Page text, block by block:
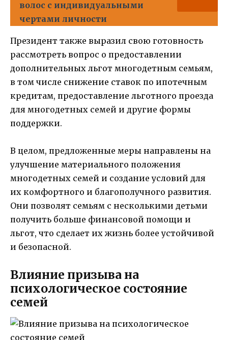
волос с индивидуальными
чертами личности
Президент также выразил свою готовность
рассмотреть вопрос о предоставлении
дополнительных льгот многодетным семьям,
в том числе снижение ставок по ипотечным
кредитам, предоставление льготного проезда
для многодетных семей и другие формы
поддержки.
В целом, предложенные меры направлены на
улучшение материального положения
многодетных семей и создание условий для
их комфортного и благополучного развития.
Они позволят семьям с несколькими детьми
получить больше финансовой помощи и
льгот, что сделает их жизнь более устойчивой
и безопасной.
Влияние призыва на
психологическое состояние
семей